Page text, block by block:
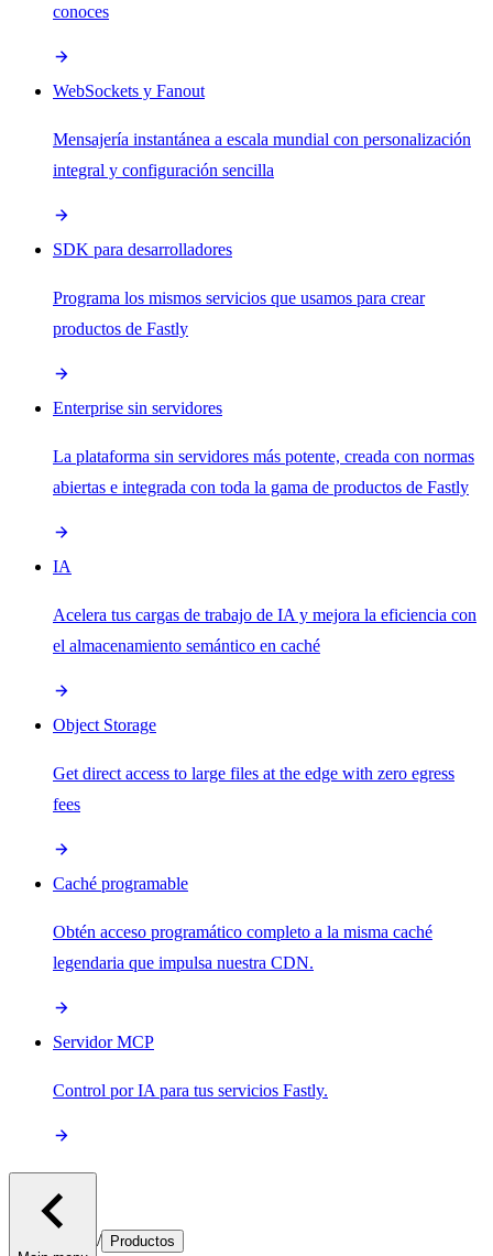
conoces
WebSockets y Fanout
Mensajería instantánea a escala mundial con personalización
integral y configuración sencilla
SDK para desarrolladores
Programa los mismos servicios que usamos para crear
productos de Fastly
Enterprise sin servidores
La plataforma sin servidores más potente, creada con normas
abiertas e integrada con toda la gama de productos de Fastly
IA
Acelera tus cargas de trabajo de IA y mejora la eficiencia con
el almacenamiento semántico en caché
Object Storage
Get direct access to large files at the edge with zero egress
fees
Caché programable
Obtén acceso programático completo a la misma caché
legendaria que impulsa nuestra CDN.
Servidor MCP
Control por IA para tus servicios Fastly.
/ Productos